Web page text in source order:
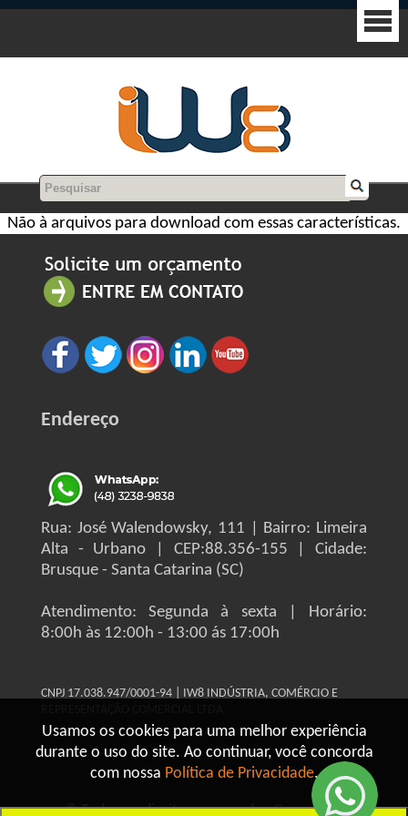
Usamos os cookies para uma melhor experiência
durante o uso do site. Ao continuar, você concorda
com nossa Política de Privacidade.
Não à arquivos para download com essas características.
Endereço
Rua: José Walendowsky, 111 | Bairro: Limeira
Alta - Urbano | CEP:88.356-155 | Cidade:
Brusque - Santa Catarina (SC)
Atendimento: Segunda à sexta | Horário:
8:00h às 12:00h - 13:00 ás 17:00h
CNPJ 17.038.947/0001-94 | IW8 INDÚSTRIA, COMÉRCIO E
© Todos os direitos reservados Grupo IW8